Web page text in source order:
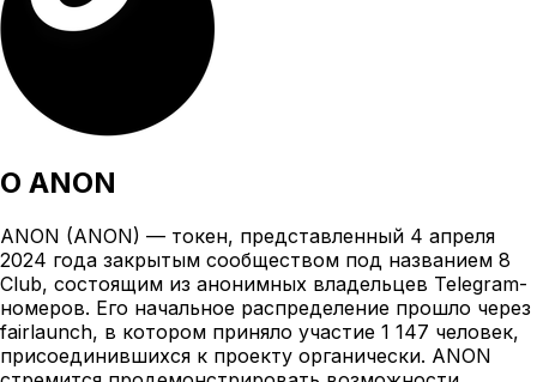
О ANON
ANON (ANON) — токен, представленный 4 апреля
2024 года закрытым сообществом под названием 8
Club, состоящим из анонимных владельцев Telegram-
номеров. Его начальное распределение прошло через
fairlaunch, в котором приняло участие 1 147 человек,
присоединившихся к проекту органически. ANON